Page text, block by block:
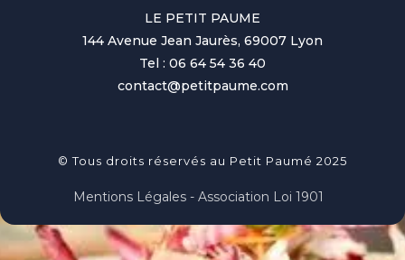
LE PETIT PAUME
144 Avenue Jean Jaurès, 69007 Lyon
Tel : 06 64 54 36 40
contact@petitpaume.com
© Tous droits réservés au Petit Paumé 2025
Mentions Légales - Association Loi 1901